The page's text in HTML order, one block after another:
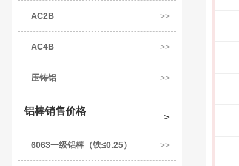
AC2B
AC4B
压铸铝
铝棒销售价格
6063一级铝棒（铁≤0.25）